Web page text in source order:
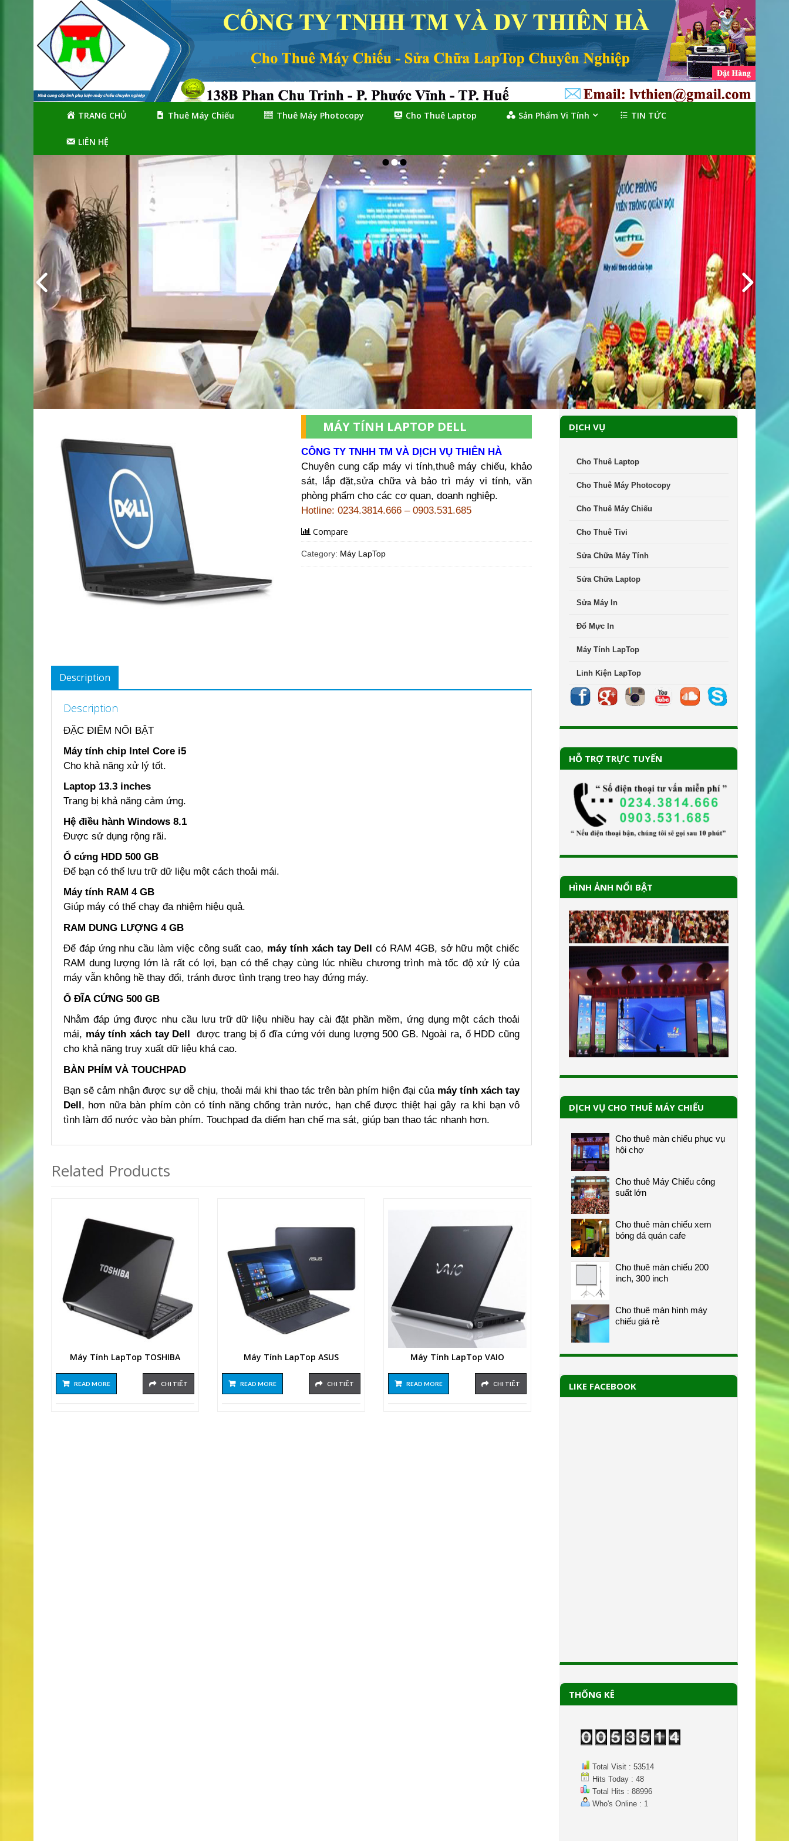
navigation
content
TRANG CHỦ Thuê Máy Chiếu Thuê Máy Photocopy Cho Thuê Laptop Sản Phẩm Vi Tính TIN TỨC
LIÊN HỆ
MÁY TÍNH LAPTOP DELL
CÔNG TY TNHH TM VÀ DỊCH VỤ THIÊN HÀ
Chuyên cung cấp máy vi tính,thuê máy chiếu, khảo
sát, lắp đặt,sửa chữa và bảo trì máy vi tính, văn
phòng phẩm cho các cơ quan, doanh nghiệp.
Hotline: 0234.3814.666 – 0903.531.685
Compare
Category: Máy LapTop
Description
Description
ĐẶC ĐIỂM NỔI BẬT
Máy tính chip Intel Core i5
Cho khả năng xử lý tốt.
Laptop 13.3 inches
Trang bị khả năng cảm ứng.
Hệ điều hành Windows 8.1
Được sử dụng rộng rãi.
Ổ cứng HDD 500 GB
Để bạn có thể lưu trữ dữ liệu một cách thoải mái.
Máy tính RAM 4 GB
Giúp máy có thể chạy đa nhiệm hiệu quả.
RAM DUNG LƯỢNG 4 GB
Để đáp ứng nhu cầu làm việc công suất cao, máy tính xách tay Dellcó RAM 4GB, sở hữu một chiếc
RAM dung lượng lớn là rất có lợi, bạn có thể chạy cùng lúc nhiều chương trình mà tốc độ xử lý của
máy vẫn không hề thay đổi, tránh được tình trạng treo hay đứng máy.
Ổ ĐĨA CỨNG 500 GB
Nhằm đáp ứng được nhu cầu lưu trữ dữ liệu nhiều hay cài đặt phần mềm, ứng dụng một cách thoải
mái, máy tính xách tay Dellđược trang bị ổ đĩa cứng với dung lượng 500 GB. Ngoài ra, ổ HDD cũng
cho khả năng truy xuất dữ liệu khá cao.
BÀN PHÍM VÀ TOUCHPAD
Bạn sẽ cảm nhận được sự dễ chịu, thoải mái khi thao tác trên bàn phím hiện đại của máy tính xách tay
Dell, hơn nữa bàn phím còn có tính năng chống tràn nước, hạn chế được thiệt hại gây ra khi bạn vô
tình làm đổ nước vào bàn phím. Touchpad đa diểm hạn chế ma sát, giúp bạn thao tác nhanh hơn.
Related Products
Máy Tính LapTop TOSHIBA
READ MORE CHI TIẾT
Máy Tính LapTop ASUS
READ MORE CHI TIẾT
Máy Tính LapTop VAIO
READ MORE CHI TIẾT
DỊCH VỤ
Cho Thuê Laptop
Cho Thuê Máy Photocopy
Cho Thuê Máy Chiếu
Cho Thuê Tivi
Sửa Chữa Máy Tính
Sửa Chữa Laptop
Sửa Máy In
Đổ Mực In
Máy Tính LapTop
Linh Kiện LapTop
HỖ TRỢ TRỰC TUYẾN
HÌNH ẢNH NỔI BẬT
DỊCH VỤ CHO THUÊ MÁY CHIẾU
Cho thuê màn chiếu phục vụ
hội chợ
Cho thuê Máy Chiếu công
suất lớn
Cho thuê màn chiếu xem
bóng đá quán cafe
Cho thuê màn chiếu 200
inch, 300 inch
Cho thuê màn hình máy
chiếu giá rẻ
LIKE FACEBOOK
THỐNG KÊ
Total Visit : 53514
Hits Today : 48
Total Hits : 88996
Who's Online : 1